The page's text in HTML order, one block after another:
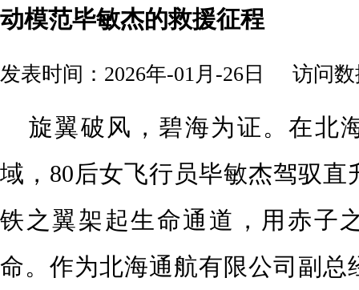
动模范毕敏杰的救援征程
发表时间：2026年-01月-26日 访问数
旋翼破风，碧海为证。在北
域， 80后女飞行员毕敏杰驾驭直
铁之翼架起生命通道，用赤子
命。作为北海通航有限公司副总